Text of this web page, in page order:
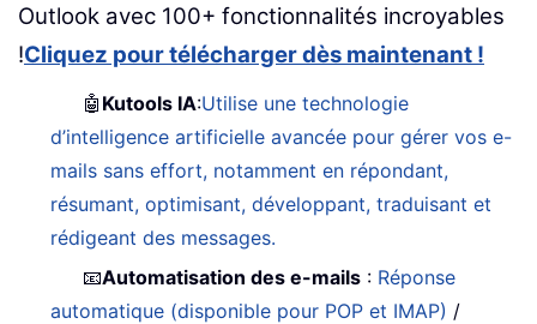
Outlook avec 100+ fonctionnalités incroyables
!Cliquez pour télécharger dès maintenant !
🤖 Kutools IA:Utilise une technologie
d’intelligence artificielle avancée pour gérer vos e-
mails sans effort, notamment en répondant,
résumant, optimisant, développant, traduisant et
rédigeant des messages.
📧Automatisation des e-mails : Réponse
automatique (disponible pour POP et IMAP) /